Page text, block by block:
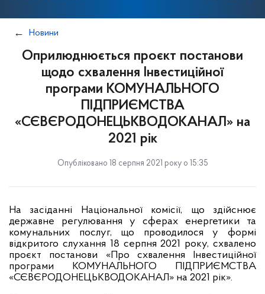
Новини
Оприлюднюється проєкт постанови
щодо схвалення Інвестиційної
програми КОМУНАЛЬНОГО
ПІДПРИЄМСТВА
«СЄВЄРОДОНЕЦЬКВОДОКАНАЛ» на
2021 рік
Опубліковано 18 серпня 2021 року о 15:35
На засіданні Національної комісії, що здійснює
державне регулювання у сферах енергетики та
комунальних послуг, що проводилося у формі
відкритого слухання 18 серпня 2021 року, схвалено
проєкт постанови «Про схвалення Інвестиційної
програми КОМУНАЛЬНОГО ПІДПРИЄМСТВА
«СЄВЄРОДОНЕЦЬКВОДОКАНАЛ» на 2021 рік».